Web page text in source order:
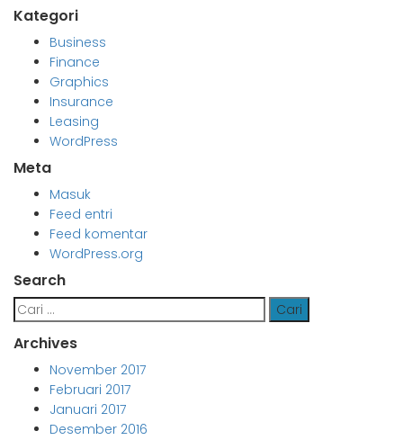
Kategori
Business
Finance
Graphics
Insurance
Leasing
WordPress
Meta
Masuk
Feed entri
Feed komentar
WordPress.org
Search
Cari
untuk:
Archives
November 2017
Februari 2017
Januari 2017
Desember 2016